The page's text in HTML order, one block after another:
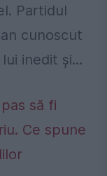
Partidul
cunoscut
inedit și...